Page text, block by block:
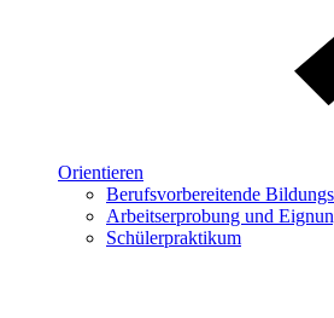
Orientieren
Berufsvorbereitende
Arbeitserprobung und
Schülerpraktikum